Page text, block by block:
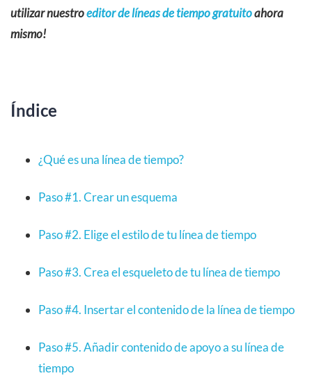
utilizar nuestroeditor de líneas de tiempo gratuitoahora
mismo!
Índice
¿Qué es una línea de tiempo?
Paso #1. Crear un esquema
Paso #2. Elige el estilo de tu línea de tiempo
Paso #3. Crea el esqueleto de tu línea de tiempo
Paso #4. Insertar el contenido de la línea de tiempo
Paso #5. Añadir contenido de apoyo a su línea de
tiempo